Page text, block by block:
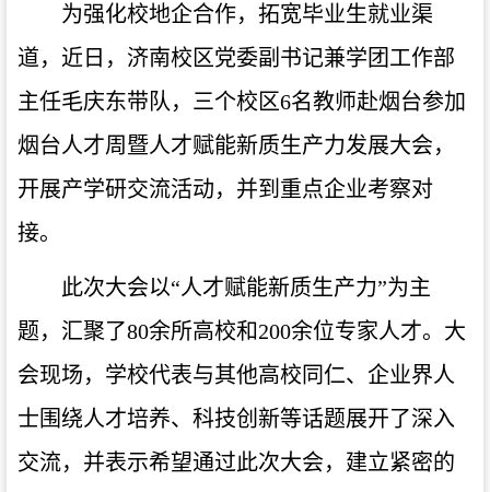
为强化校地企合作，拓宽毕业生就业渠
道，近日，济南校区党委副书记兼学团工作部
主任毛庆东带队，三个校区6名教师赴烟台参加
烟台人才周暨人才赋能新质生产力发展大会，
开展产学研交流活动，并到重点企业考察对
接。
此次大会以“人才赋能新质生产力”为主
题，汇聚了80余所高校和200余位专家人才。大
会现场，学校代表与其他高校同仁、企业界人
士围绕人才培养、科技创新等话题展开了深入
交流，并表示希望通过此次大会，建立紧密的